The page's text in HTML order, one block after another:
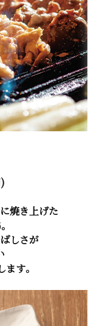
焼き上げた
しさが
す。